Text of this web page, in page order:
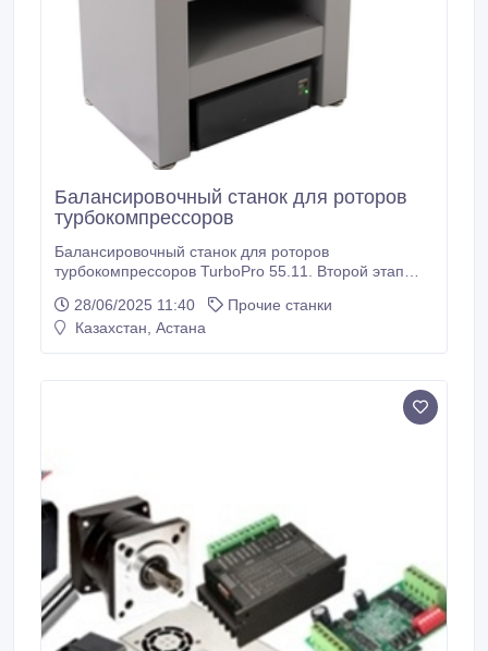
Балансировочный станок для роторов
турбокомпрессоров
Балансировочный станок для роторов
турбокомпрессоров TurboPro 55.11. Второй этап
со средним корпусом. Предназначен для
динамической балансировки роторов
28/06/2025 11:40
Прочие станки
Казахстан, Астана